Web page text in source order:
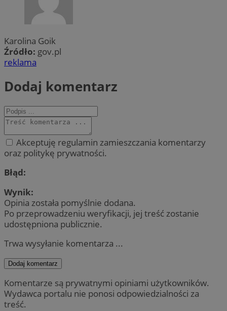
Karolina Goik
Źródło: gov.pl
reklama
Dodaj komentarz
Akceptuję regulamin zamieszczania komentarzy
oraz politykę prywatności.
Błąd:
Wynik:
Opinia została pomyślnie dodana.
Po przeprowadzeniu weryfikacji, jej treść zostanie
udostępniona publicznie.
Trwa wysyłanie komentarza ...
Dodaj komentarz
Komentarze są prywatnymi opiniami użytkowników.
Wydawca portalu nie ponosi odpowiedzialności za
treść.